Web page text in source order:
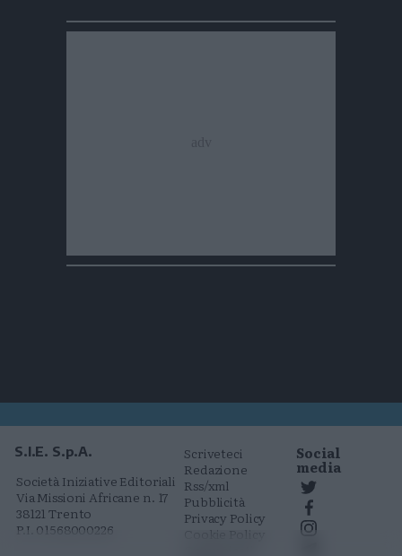
S.I.E. S.p.A.
Società Iniziative Editoriali
Via Missioni Africane n. 17
38121 Trento
P.I. 01568000226
Scriveteci
Redazione
Rss/xml
Pubblicità
Privacy Policy
Cookie Policy
Social
media